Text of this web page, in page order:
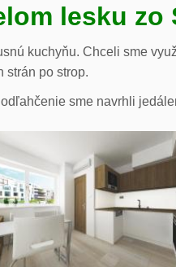
lesku zo
kuchyňu. Chceli sme
strán po strop.
sme navrhli